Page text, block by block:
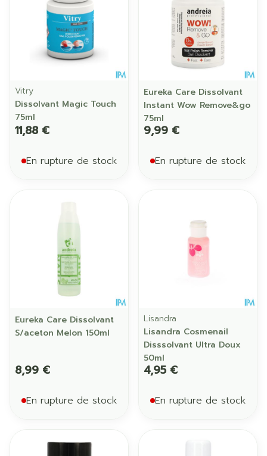
Vitry
Dissolvant Magic Touch
75ml
11,88 €
En rupture de stock
Eureka Care Dissolvant
Instant Wow Remove&go
75ml
9,99 €
En rupture de stock
Eureka Care Dissolvant
S/aceton Melon 150ml
8,99 €
En rupture de stock
Lisandra
Lisandra Cosmenail
Disssolvant Ultra Doux
50ml
4,95 €
En rupture de stock